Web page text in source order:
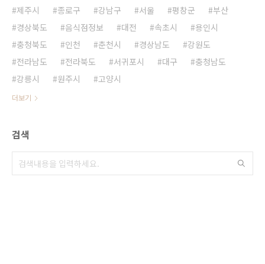
제주시
종로구 강남구 서울 평창군
부산
경상북도
음식점정보 대전 속초시
용인시
충청북도
인천 춘천시 경상남도
강원도
전라남도
전라북도 서귀포시 대구
충청남도
강릉시
원주시 고양시
더보기
검색